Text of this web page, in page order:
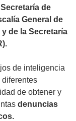
Secretaría de
General de
de la Secretaría
de inteligencia
de obtener y
denuncias